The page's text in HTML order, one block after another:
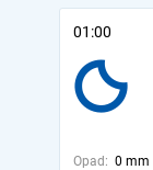
01:00
Opad: 0 mm